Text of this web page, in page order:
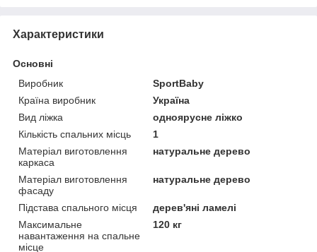
Характеристики
Основні
Виробник
SportBaby
Країна виробник
Україна
Вид ліжка
одноярусне ліжко
Кількість спальних місць
1
Матеріал виготовлення
каркаса
натуральне дерево
Матеріал виготовлення
фасаду
натуральне дерево
Підстава спального місця
дерев'яні ламелі
Максимальне
навантаження на спальне
місце
120 кг